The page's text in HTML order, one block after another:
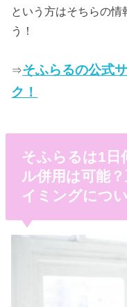
という方はそちらの情
う！
⇒そふらるの公式
ク！
そふらるは1日
ル併用は可能
イミングにつ